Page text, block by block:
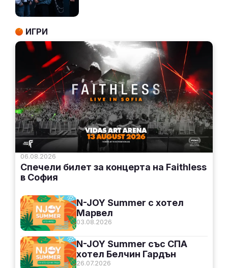
ИГРИ
06.08.2026
Спечели билет за концерта на Faithless
в София
03.08.2026
N-JOY Summer с хотел
Марвел
26.07.2026
N-JOY Summer със СПА
хотел Белчин Гардън